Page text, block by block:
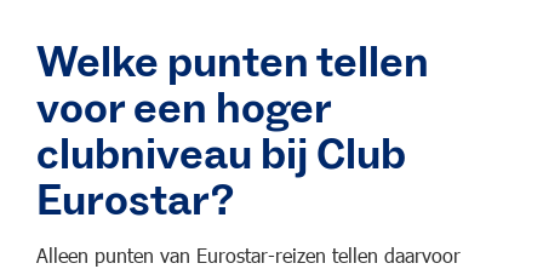
Welke punten tellen
voor een hoger
clubniveau bij Club
Eurostar?
Alleen punten van Eurostar-reizen tellen daarvoor